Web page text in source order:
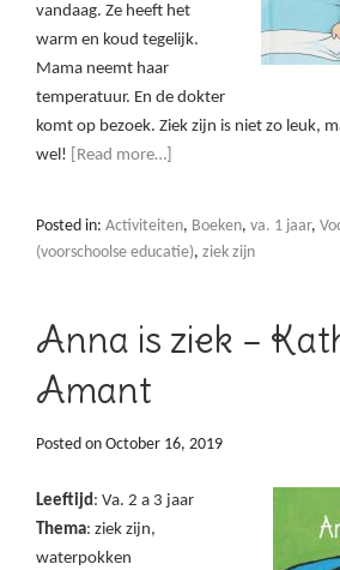
vandaag. Ze heeft het
warm en koud tegelijk.
Mama neemt haar
temperatuur. En de dokter
komt op bezoek. Ziek zijn is niet zo leuk,
wel!
[Read more…]
Posted in: Activiteiten, Boeken, va. 1 jaar,
(voorschoolse educatie), ziek zijn
Anna is ziek –
Amant
Posted on October 16, 2019
Leeftijd: Va. 2 a 3 jaar
Thema: ziek zijn,
waterpokken